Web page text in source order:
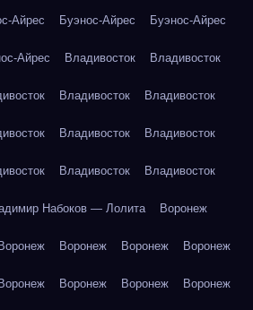
Айрес Буэнос-Айрес Буэнос-Айрес
Айрес Владивосток Владивосток
Владивосток Владивосток
Владивосток Владивосток
Владивосток Владивосток
Набоков — Лолита Воронеж
Воронеж Воронеж Воронеж Воронеж
Воронеж Воронеж Воронеж Воронеж